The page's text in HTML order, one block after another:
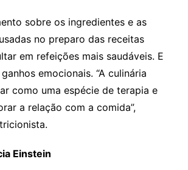
sobre os ingredientes e as
no preparo das receitas
em refeições mais saudáveis. E
emocionais. “A culinária
como uma espécie de terapia e
a relação com a comida”,
Einstein